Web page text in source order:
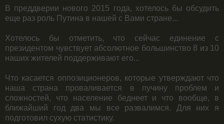
В преддверии нового 2015 года, хотелось бы обсудить
еще раз роль Путина в нашей с Вами стране...
Хотелось бы отметить, что сейчас единение с
президентом чувствует абсолютное большинство 8 из 10
наших жителей поддерживают его...
Что касается оппозиционеров, которые утверждают что
наша страна проваливается в пучину проблем и
сложностей, что население беднеет и что вообще, в
ближайший год два мы все развалимся. Для них я
подготовил сухую статистику.